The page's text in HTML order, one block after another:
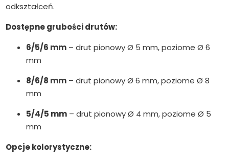
odkształceń.
Dostępne grubości drutów:
6/5/6 mm – drut pionowy Ø 5 mm, poziome Ø 6
mm
8/6/8 mm – drut pionowy Ø 6 mm, poziome Ø 8
mm
5/4/5 mm – drut pionowy Ø 4 mm, poziome Ø 5
mm
Opcje kolorystyczne: